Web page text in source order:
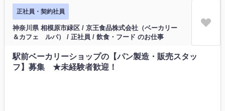
正社員・契約社員
神奈川県 相模原市緑区 / 京王食品株式会社（ベーカリー
＆カフェ ルパ） / 正社員 / 飲食・フード のお仕事
駅前ベーカリーショップの【パン製造・販売スタッ
フ】募集 ★未経験者歓迎！